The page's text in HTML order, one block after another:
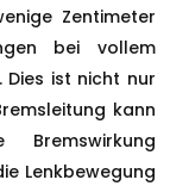
Zentimeter
bei vollem
Dies ist nicht nur
kann
Lenkbewegung